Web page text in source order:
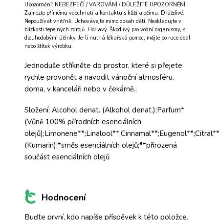
Upozornění: NEBEZPEČÍ / VAROVÁNÍ / DŮLEŽITÉ UPOZORNĚNÍ
Zamezte přímému vdechnutí a kontaktu s kůží a očima. Dráždivé.
Nepoužívat vnitřně. Uchovávejte mimo dosah dětí. Neskladujte v
blízkosti tepelných zdrojů. Hořlavý. Škodlivý pro vodní organismy, s
dlouhodobými účinky. Je-li nutná lékařská pomoc, mějte po ruce obal
nebo štítek výrobku.
Jednoduše stříkněte do prostor, které si přejete
rychle provonět a navodit vánoční atmosféru,
doma, v kanceláři nebo v čekárně.;
Složení: Alcohol denat. (Alkohol denat.);Parfum*
(Vůně 100% přírodních esenciálních
(Kumarin);*směs esenciálních olejů;**přirozená
součást esenciálních olejů
Hodnocení
Buďte první, kdo napíše příspěvek k této položce.